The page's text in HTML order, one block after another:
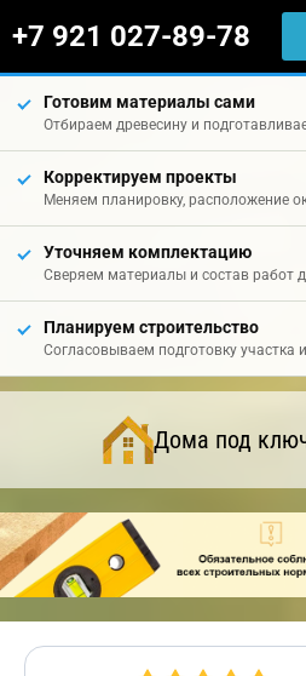
+7 921 027-89-78
Готовим материалы сами
Отбираем древесину и
Корректируем проекты
Меняем планировку, расположение
Уточняем комплектацию
Сверяем материалы и состав работ
Планируем строительство
Согласовываем подготовку участка
Дома под